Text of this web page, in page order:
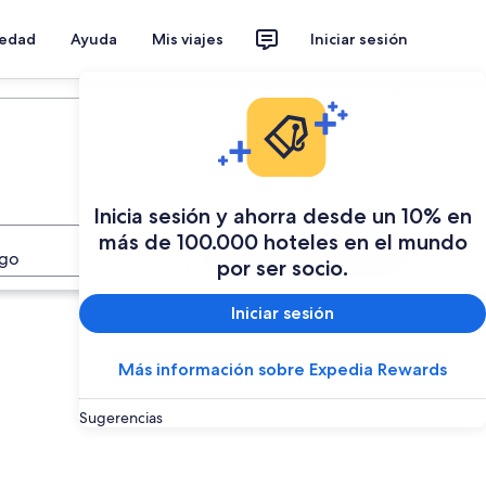
Ayuda Mis viajes Iniciar sesión
Inicia sesión y ahorra desde un 10% en
más de 100.000 hoteles en el mundo
por ser socio.
Iniciar sesión
Más información sobre Expedia Rewards
Sugerencias
Buscar